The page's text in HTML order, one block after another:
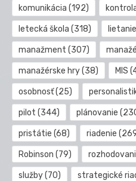
komunikácia (192)
letecká škola (318) lietanie
manažment (307)
manažérske hry(38) MIS
osobnosť(25)
pilot (344) plánovanie
pristátie (68) riadenie
Robinson (79)
služby(70) strategické